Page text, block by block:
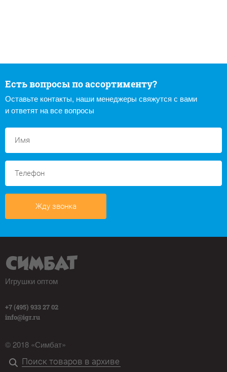
Есть вопросы по ассортименту?
Оставьте контакты, наши менеджеры свяжутся с вами
и ответят на все вопросы
Жду звонка
Игрушки оптом
+7 (495) 933 27 02
info@igr.ru
© 2018 «Симбат»